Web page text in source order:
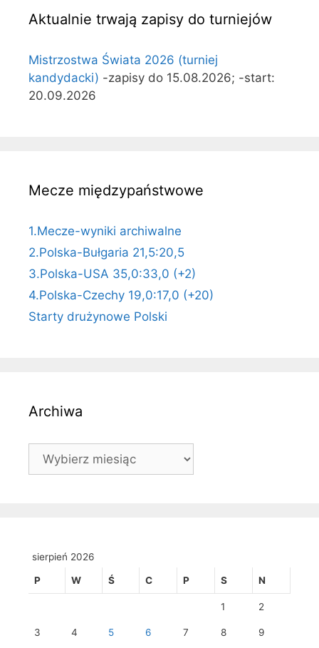
Aktualnie trwają zapisy do turniejów
Mistrzostwa Świata 2026 (turniej
kandydacki) -zapisy do 15.08.2026; -start:
20.09.2026
Mecze międzypaństwowe
1.Mecze-wyniki archiwalne
2.Polska-Bułgaria 21,5:20,5
3.Polska-USA 35,0:33,0 (+2)
4.Polska-Czechy 19,0:17,0 (+20)
Starty drużynowe Polski
Archiwa
Archiwa
sierpień 2026
P W Ś C P S N
1 2
3 4 5 6 7 8 9